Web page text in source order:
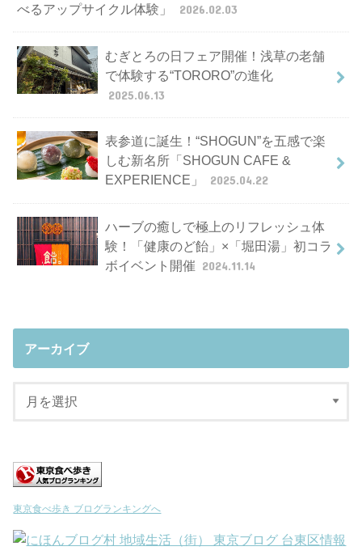
べるアップサイクル体験」
2026.02.03
むぎとろの日フェア開催！浅草の老舗
で体験する“TORORO”の進化
2025.06.13
表参道に誕生！“SHOGUN”を五感で楽
しむ新名所「SHOGUN CAFE &
EXPERIENCE」
2025.04.22
ハーブの癒しで極上のリフレッシュ体
験！「健康のど飴」×「堀田湯」初コラ
ボイベント開催 2024.11.14
アーカイブ
東京食べ歩き ブログランキングへ